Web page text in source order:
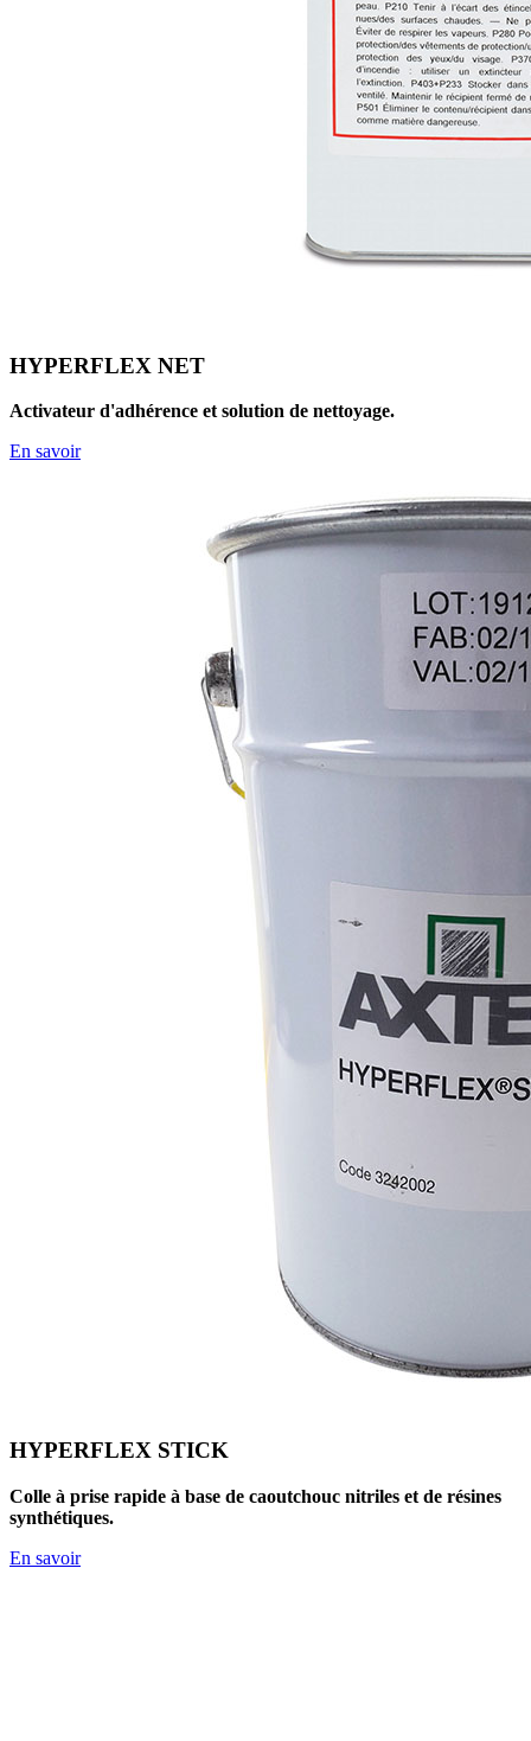
HYPERFLEX NET
Activateur d'adhérence et solution de nettoyage.
En savoir
HYPERFLEX STICK
Colle à prise rapide à base de caoutchouc nitriles et de résines
synthétiques.
En savoir